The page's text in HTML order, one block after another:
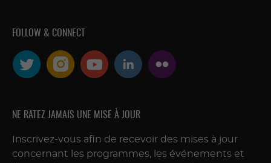
FOLLOW & CONNECT
NE RATEZ JAMAIS UNE MISE À JOUR
Inscrivez-vous afin de recevoir des mises à jour
concernant les programmes, les événements et